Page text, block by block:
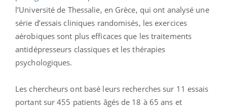
l’Université de Thessalie, en Grèce, qui ont analysé une
série d’essais cliniques randomisés, les exercices
aérobiques sont plus efficaces que les traitements
antidépresseurs classiques et les thérapies
psychologiques.
Les chercheurs ont basé leurs recherches sur 11 essais
portant sur 455 patients âgés de 18 à 65 ans et